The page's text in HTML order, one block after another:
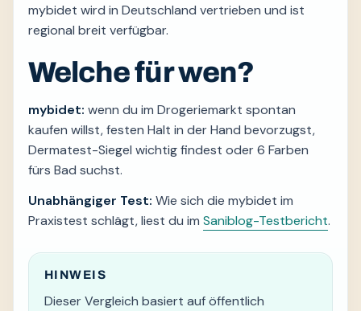
mybidet wird in Deutschland vertrieben und ist
regional breit verfügbar.
Welche für wen?
mybidet: wenn du im Drogeriemarkt spontan
kaufen willst, festen Halt in der Hand bevorzugst,
Dermatest-Siegel wichtig findest oder 6 Farben
fürs Bad suchst.
Unabhängiger Test: Wie sich die mybidet im
Praxistest schlägt, liest du im Saniblog-Testbericht.
HINWEIS
Dieser Vergleich basiert auf öffentlich